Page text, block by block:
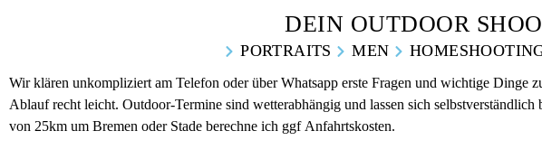
DEIN OUTDOOR
PORTRAITS MEN
Wir klären unkompliziert am Telefon oder über Whatsapp erste Fragen und wichtige Dinge
Ablauf recht leicht. Outdoor-Termine sind wetterabhängig und lassen sich
von 25km um Bremen oder Stade berechne ich ggf Anfahrtskosten.